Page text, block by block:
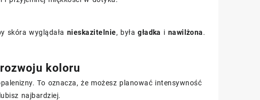
skóra wyglądała nieskazitelnie, byłagładka i nawilżona.
koloru
To oznacza, że możesz planować intensywność
najbardziej.